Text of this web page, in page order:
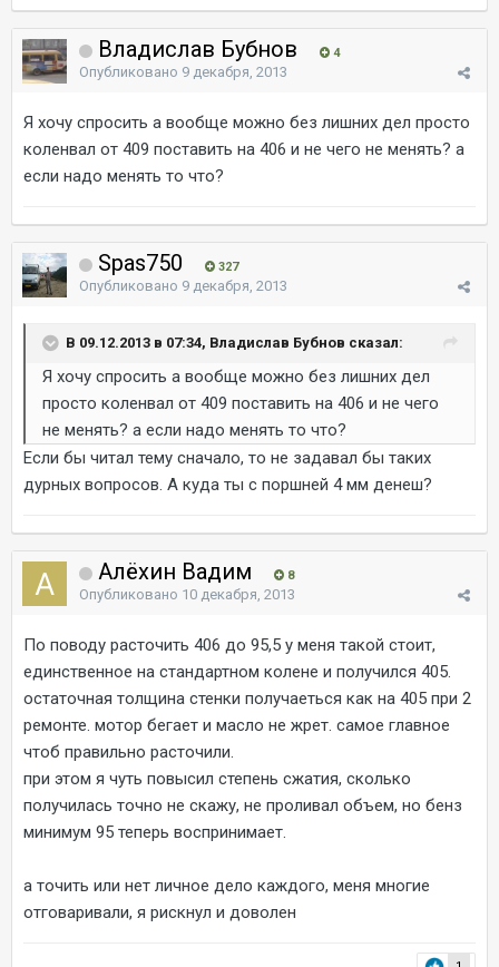
Владислав Бубнов 4
Опубликовано 9 декабря, 2013
Я хочу спросить а вообще можно без лишних дел просто
коленвал от 409 поставить на 406 и не чего не менять? а
если надо менять то что?
Spas750 327
Опубликовано 9 декабря, 2013
В 09.12.2013 в 07:34, Владислав Бубнов сказал:
Я хочу спросить а вообще можно без лишних дел
просто коленвал от 409 поставить на 406 и не чего
не менять? а если надо менять то что?
Если бы читал тему сначало, то не задавал бы таких
дурных вопросов. А куда ты с поршней 4 мм денеш?
Алёхин Вадим 8
Опубликовано 10 декабря, 2013
По поводу расточить 406 до 95,5 у меня такой стоит,
единственное на стандартном колене и получился 405.
остаточная толщина стенки получаеться как на 405 при 2
ремонте. мотор бегает и масло не жрет. самое главное
чтоб правильно расточили.
при этом я чуть повысил степень сжатия, сколько
получилась точно не скажу, не проливал объем, но бенз
минимум 95 теперь воспринимает.
а точить или нет личное дело каждого, меня многие
отговаривали, я рискнул и доволен